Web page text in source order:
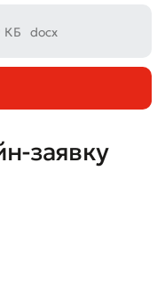
КБ docx
заявку